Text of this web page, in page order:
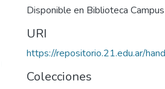
Disponible en Biblioteca
URI
https://repositorio.21.edu.ar/
Colecciones